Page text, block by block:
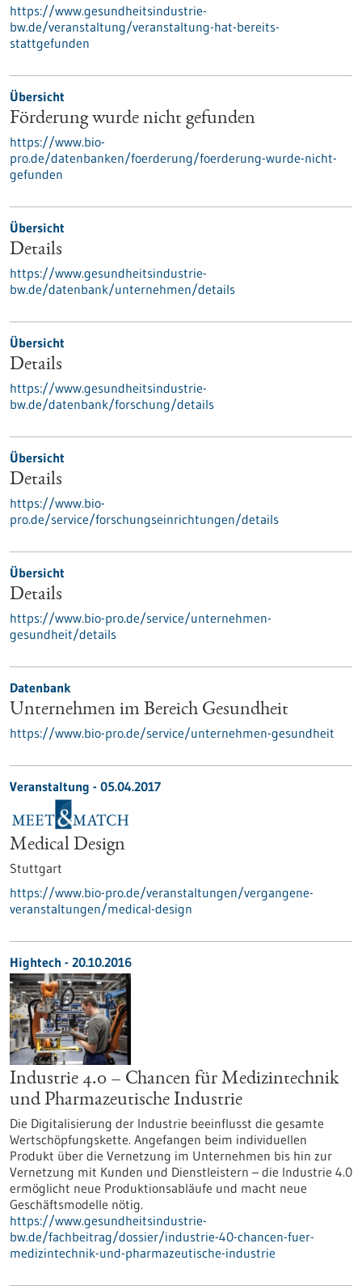
https://www.gesundheitsindustrie-
bw.de/veranstaltung/veranstaltung-hat-bereits-
stattgefunden
Übersicht
Förderung wurde nicht gefunden
https://www.bio-
pro.de/datenbanken/foerderung/foerderung-wurde-nicht-
gefunden
Übersicht
Details
https://www.gesundheitsindustrie-
bw.de/datenbank/unternehmen/details
Übersicht
Details
https://www.gesundheitsindustrie-
bw.de/datenbank/forschung/details
Übersicht
Details
https://www.bio-
pro.de/service/forschungseinrichtungen/details
Übersicht
Details
https://www.bio-pro.de/service/unternehmen-
gesundheit/details
Datenbank
Unternehmen im Bereich Gesundheit
https://www.bio-pro.de/service/unternehmen-gesundheit
Veranstaltung - 05.04.2017
Medical Design
Stuttgart
https://www.bio-pro.de/veranstaltungen/vergangene-
veranstaltungen/medical-design
Hightech - 20.10.2016
Industrie 4.0 – Chancen für Medizintechnik
und Pharmazeutische Industrie
Die Digitalisierung der Industrie beeinflusst die gesamte
Wertschöpfungskette. Angefangen beim individuellen
Produkt über die Vernetzung im Unternehmen bis hin zur
Vernetzung mit Kunden und Dienstleistern – die Industrie 4.0
ermöglicht neue Produktionsabläufe und macht neue
Geschäftsmodelle nötig.
https://www.gesundheitsindustrie-
bw.de/fachbeitrag/dossier/industrie-40-chancen-fuer-
medizintechnik-und-pharmazeutische-industrie